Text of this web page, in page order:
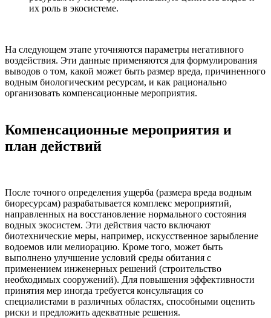
их роль в экосистеме.
На следующем этапе уточняются параметры негативного
воздействия. Эти данные применяются для формулирования
выводов о том, какой может быть размер вреда, причиненного
водным биологическим ресурсам, и как рационально
организовать компенсационные мероприятия.
Компенсационные мероприятия и
план действий
После точного определения ущерба (размера вреда водным
биоресурсам) разрабатывается комплекс мероприятий,
направленных на восстановление нормального состояния
водных экосистем. Эти действия часто включают
биотехнические меры, например, искусственное зарыбление
водоемов или мелиорацию. Кроме того, может быть
выполнено улучшение условий среды обитания с
применением инженерных решений (строительство
необходимых сооружений). Для повышения эффективности
принятия мер иногда требуется консультация со
специалистами в различных областях, способными оценить
риски и предложить адекватные решения.